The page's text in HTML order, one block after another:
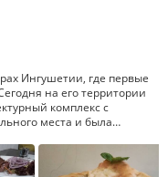
Ингушетии, где первые
на его территории
комплекс с
места и была…